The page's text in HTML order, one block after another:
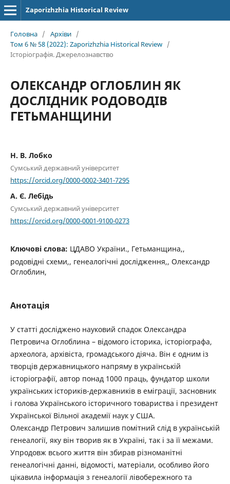
Zaporizhzhia Historical Review
Головна / Архіви /
Том 6 № 58 (2022): Zaporizhzhia Historical Review /
Історіографія. Джерелознавство
ОЛЕКСАНДР ОГЛОБЛИН ЯК
ДОСЛІДНИК РОДОВОДІВ
ГЕТЬМАНЩИНИ
Н. В. Лобко
Сумський державний університет
https://orcid.org/0000-0002-3401-7295
А. Є. Лебідь
Сумський державний університет
https://orcid.org/0000-0001-9100-0273
Ключові слова: ЦДАВО України., Гетьманщина,,
родовідні схеми,, генеалогічні дослідження,, Олександр
Оглоблин,
Анотація
У статті досліджено науковий спадок Олександра
Петровича Оглоблина – відомого історика, історіографа,
археолога, архівіста, громадського діяча. Він є одним із
творців державницького напряму в українській
історіографії, автор понад 1000 праць, фундатор школи
українських істориків-державників в еміграції, засновник
і голова Українського історичного товариства і президент
Української Вільної академії наук у США.
Олександр Петрович залишив помітний слід в українській
генеалогії, яку він творив як в Україні, так і за її межами.
Упродовж всього життя він збирав різноманітні
генеалогічні данні, відомості, матеріали, особливо його
цікавила інформація з генеалогії лівобережного та